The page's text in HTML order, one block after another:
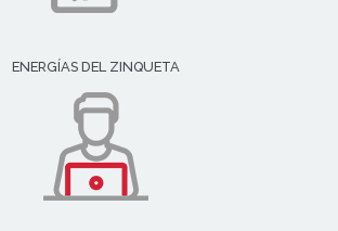
ENERGÍAS DEL ZINQUETA